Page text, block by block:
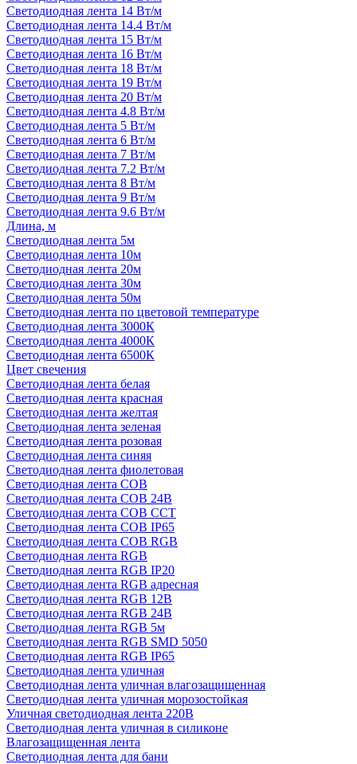
Светодиодная лента 14 Вт/м
Светодиодная лента 14.4 Вт/м
Светодиодная лента 15 Вт/м
Светодиодная лента 16 Вт/м
Светодиодная лента 18 Вт/м
Светодиодная лента 19 Вт/м
Светодиодная лента 20 Вт/м
Светодиодная лента 4.8 Вт/м
Светодиодная лента 5 Вт/м
Светодиодная лента 6 Вт/м
Светодиодная лента 7 Вт/м
Светодиодная лента 7.2 Вт/м
Светодиодная лента 8 Вт/м
Светодиодная лента 9 Вт/м
Светодиодная лента 9.6 Вт/м
Длина, м
Светодиодная лента 5м
Светодиодная лента 10м
Светодиодная лента 20м
Светодиодная лента 30м
Светодиодная лента 50м
Светодиодная лента по цветовой температуре
Светодиодная лента 3000К
Светодиодная лента 4000К
Светодиодная лента 6500К
Цвет свечения
Светодиодная лента белая
Светодиодная лента красная
Светодиодная лента желтая
Светодиодная лента зеленая
Светодиодная лента розовая
Светодиодная лента синяя
Светодиодная лента фиолетовая
Светодиодная лента COB
Светодиодная лента COB 24В
Светодиодная лента COB CCT
Светодиодная лента COB IP65
Светодиодная лента COB RGB
Светодиодная лента RGB
Светодиодная лента RGB IP20
Светодиодная лента RGB адресная
Светодиодная лента RGB 12В
Светодиодная лента RGB 24В
Светодиодная лента RGB 5м
Светодиодная лента RGB SMD 5050
Светодиодная лента RGB IP65
Светодиодная лента уличная
Светодиодная лента уличная влагозащищенная
Светодиодная лента уличная морозостойкая
Уличная светодиодная лента 220В
Светодиодная лента уличная в силиконе
Влагозащищенная лента
Светодиодная лента для бани